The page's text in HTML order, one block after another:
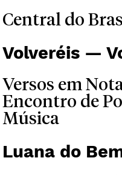
Central do
Volveréis —
Versos em
Encontro de
Música
Luana do